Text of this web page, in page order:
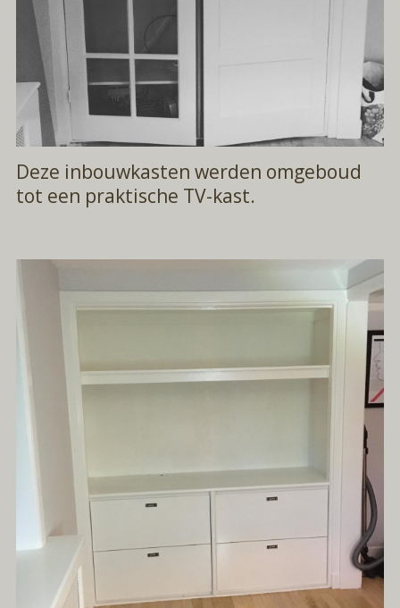
Deze inbouwkasten werden omgeboud
tot een praktische TV-kast.